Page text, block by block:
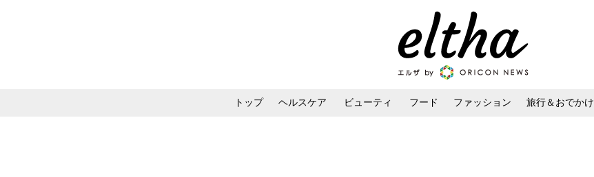
トップ ヘルスケア ビューティ フード ファッション 旅行＆おでかけ